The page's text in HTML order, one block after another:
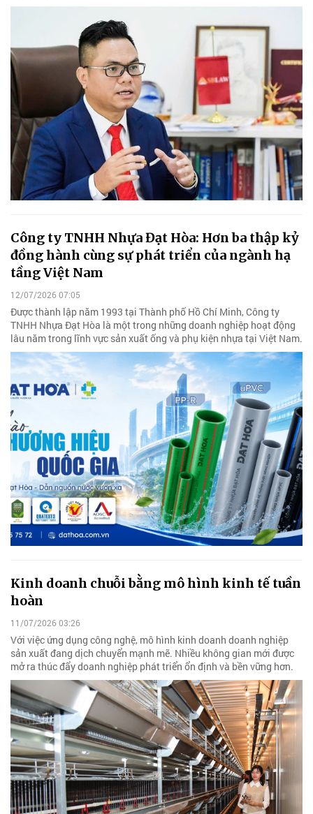
Công ty TNHH Nhựa Đạt Hòa: Hơn ba thập kỷ
đồng hành cùng sự phát triển của ngành hạ
tầng Việt Nam
12/07/2026 07:05
Được thành lập năm 1993 tại Thành phố Hồ Chí Minh, Công ty
TNHH Nhựa Đạt Hòa là một trong những doanh nghiệp hoạt động
lâu năm trong lĩnh vực sản xuất ống và phụ kiện nhựa tại Việt Nam.
Kinh doanh chuỗi bằng mô hình kinh tế tuần
hoàn
11/07/2026 03:26
Với việc ứng dụng công nghệ, mô hình kinh doanh doanh nghiệp
sản xuất đang dịch chuyển mạnh mẽ. Nhiều không gian mới được
mở ra thúc đẩy doanh nghiệp phát triển ổn định và bền vững hơn.